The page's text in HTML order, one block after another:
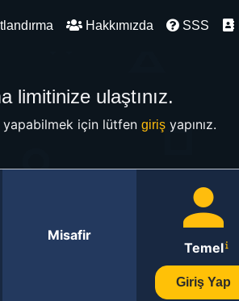
Hakkımızda SSS
limitinize ulaştınız.
yapabilmek için lütfen girişyapınız.
Misafir
Temel
Giriş Yap